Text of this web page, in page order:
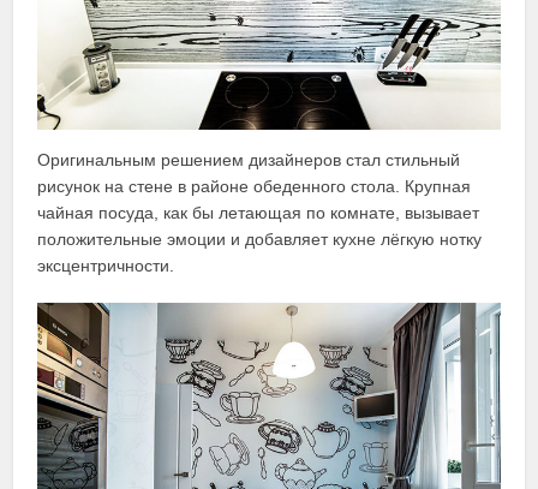
Оригинальным решением дизайнеров стал стильный
рисунок на стене в районе обеденного стола. Крупная
чайная посуда, как бы летающая по комнате, вызывает
положительные эмоции и добавляет кухне лёгкую нотку
эксцентричности.